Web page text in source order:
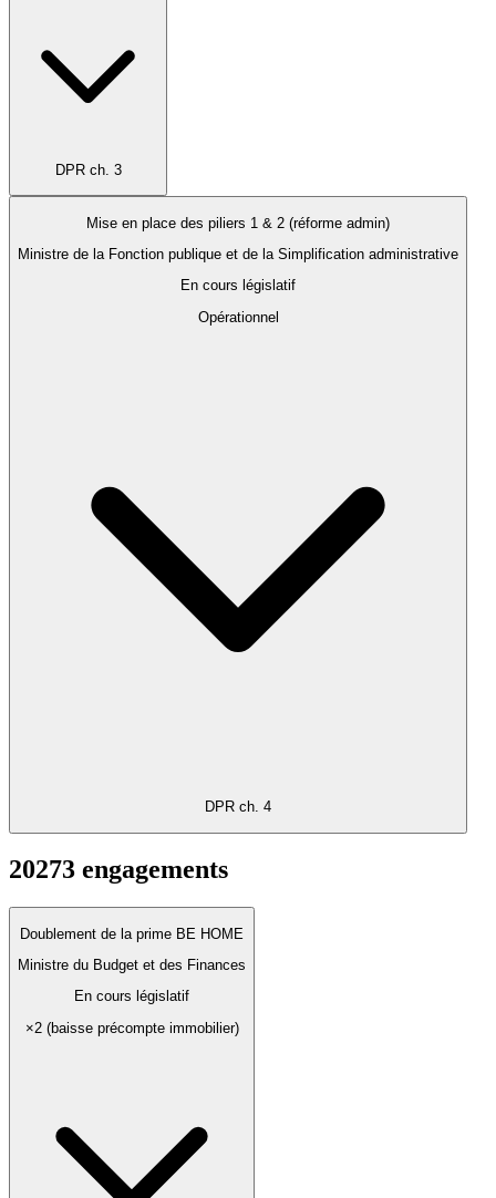
DPR ch. 3
Mise en place des piliers 1 & 2 (réforme admin)
Ministre de la Fonction publique et de la Simplification administrative
En cours législatif
Opérationnel
DPR ch. 4
20273 engagements
Doublement de la prime BE HOME
Ministre du Budget et des Finances
En cours législatif
×2 (baisse précompte immobilier)